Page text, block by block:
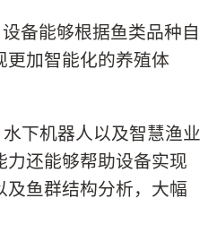
备能够根据鱼类品种自
加智能化的养殖体
下机器人以及智慧渔业
还能够帮助设备实现
及鱼群结构分析，大幅